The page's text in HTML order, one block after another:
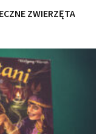
ZWIERZĘTA